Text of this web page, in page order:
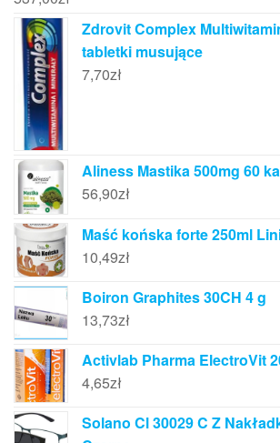
Zdrovit Complex
tabletki musujące
7,70zł
Aliness Mastika 500mg 60
56,90zł
Maść końska forte 250ml
10,49zł
Boiron Graphites 30CH 4 g
13,73zł
Activlab Pharma ElectroVit
4,65zł
Solano Cl 30029 C Z